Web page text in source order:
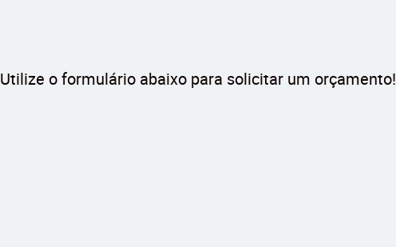
Utilize o formulário abaixo para solicitar um orçamento!